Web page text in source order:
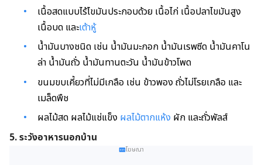
เนื้อสดแบบไร้ไขมันประกอบด้วย เนื้อไก่ เนื้อปลาไขมันสูง
เนื้อบด และเต้าหู้
น้ำมันบางชนิด เช่น น้ำมันมะกอก น้ำมันเรพซีด น้ำมันคาโน
ล่า น้ำมันถั่ว น้ำมันทานตะวัน น้ำมันข้าวโพด
ขนมขบเคี้ยวที่ไม่มีเกลือ เช่น ข้าวพองถั่วไม่โรยเกลือ และ
เมล็ดพืช
ผลไม้สด ผลไม้แช่แข็ง ผลไม้ตากแห้ง ผัก และถั่วพัลส์
5. ระวังอาหารนอกบ้าน
โฆษณา